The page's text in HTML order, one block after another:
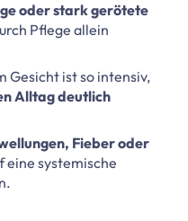
oder stark gerötete
Pflege allein
Gesicht ist so intensiv,
Alltag deutlich
Fieber oder
eine systemische